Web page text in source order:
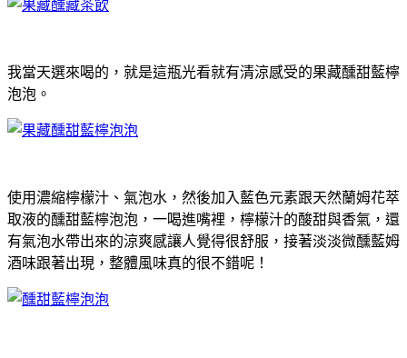
我當天選來喝的，就是這瓶光看就有清涼感受的果藏醺甜藍檸
泡泡。
使用濃縮檸檬汁、氣泡水，然後加入藍色元素跟天然蘭姆花萃
取液的醺甜藍檸泡泡，一喝進嘴裡，檸檬汁的酸甜與香氣，還
有氣泡水帶出來的涼爽感讓人覺得很舒服，接著淡淡微醺藍姆
酒味跟著出現，整體風味真的很不錯呢！